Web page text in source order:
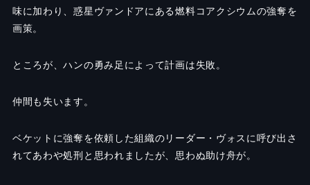
味に加わり、惑星ヴァンドアにある燃料コアクシウムの強奪を
画策。
ところが、ハンの勇み足によって計画は失敗。
仲間も失います。
ベケットに強奪を依頼した組織のリーダー・ヴォスに呼び出さ
れてあわや処刑と思われましたが、思わぬ助け舟が。